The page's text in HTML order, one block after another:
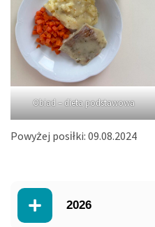
Obiad – dieta podstawowa
Powyżej posiłki: 09.08.2024
2026